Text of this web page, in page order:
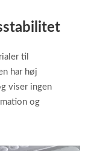
til
har høj
viser ingen
og